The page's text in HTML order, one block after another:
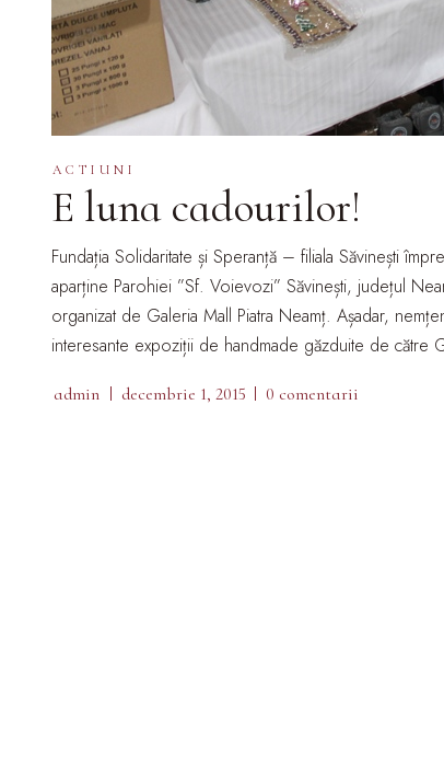
ACTIUNI
E luna cadourilor!
Fundația Solidaritate și Speranță – filiala Săvinești
aparține Parohiei ”Sf. Voievozi” Săvinești, județul
organizat de Galeria Mall Piatra Neamț. Așadar,
interesante expoziții de handmade găzduite de către
admin decembrie 1, 2015 0 comentarii